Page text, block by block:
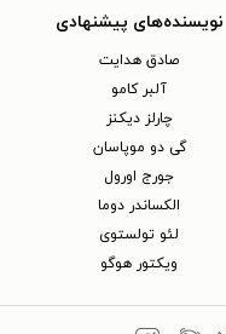
نویسنده‌های پیشنهادی
صادق هدایت
آلبر کامو
چارلز دیکنز
گی دو موپاسان
جورج اورول
الکساندر دوما
لئو تولستوی
ویکتور هوگو